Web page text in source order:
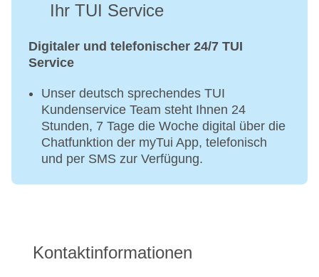
Ihr TUI Service
Digitaler und telefonischer 24/7 TUI
Service
Unser deutsch sprechendes TUI
Kundenservice Team steht Ihnen 24
Stunden, 7 Tage die Woche digital über die
Chatfunktion der myTui App, telefonisch
und per SMS zur Verfügung.
Kontaktinformationen